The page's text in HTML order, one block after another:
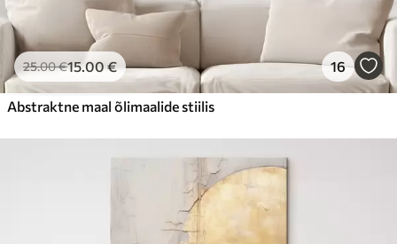
25.00€15.00€ 16
Abstraktne maal õlimaalide stiilis